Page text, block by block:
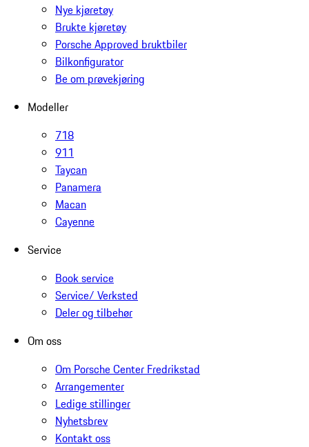
Nye kjøretøy
Brukte kjøretøy
Porsche Approved bruktbiler
Bilkonfigurator
Be om prøvekjøring
Modeller
718
911
Taycan
Panamera
Macan
Cayenne
Service
Book service
Service/ Verksted
Deler og tilbehør
Om oss
Om Porsche Center Fredrikstad
Arrangementer
Ledige stillinger
Nyhetsbrev
Kontakt oss